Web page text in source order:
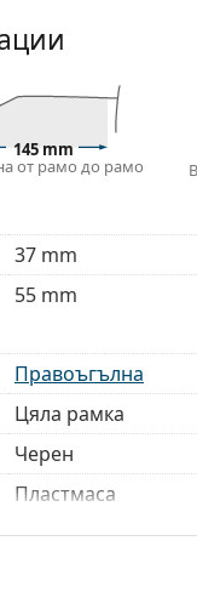
в оригиналния
да варират.
с
с торбичка от
, за да намерите
нужда от помощ с
145 mm
от рамо до рамо
37 mm
55 mm
Правоъгълна
Цяла рамка
Черен
Пластмаса
M